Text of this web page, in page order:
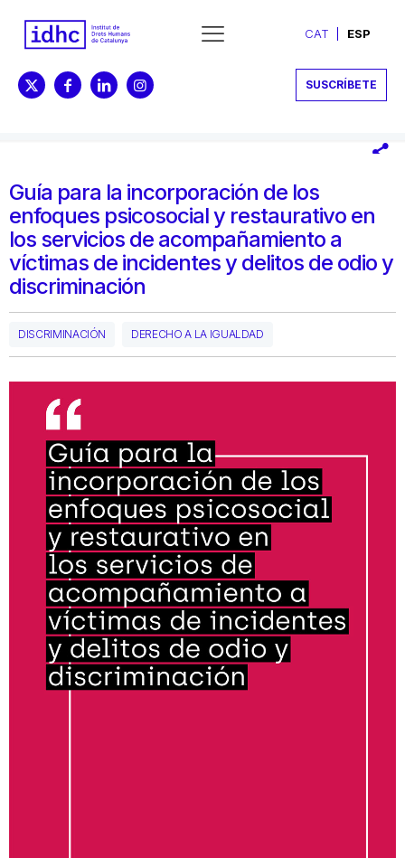
CAT ESP
SUSCRÍBETE
Guía para la incorporación de los
enfoques psicosocial y restaurativo en
los servicios de acompañamiento a
víctimas de incidentes y delitos de odio y
discriminación
DISCRIMINACIÓN DERECHO A LA IGUALDAD